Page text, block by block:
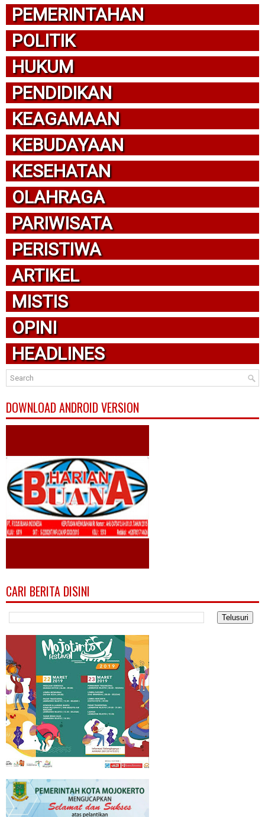
PEMERINTAHAN
POLITIK
HUKUM
PENDIDIKAN
KEAGAMAAN
KEBUDAYAAN
KESEHATAN
OLAHRAGA
PARIWISATA
PERISTIWA
ARTIKEL
MISTIS
OPINI
HEADLINES
DOWNLOAD ANDROID VERSION
CARI BERITA DISINI